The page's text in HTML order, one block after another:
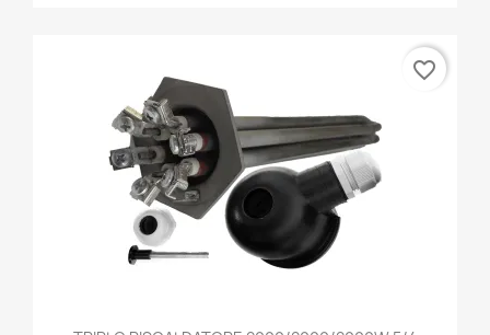
favorite_border